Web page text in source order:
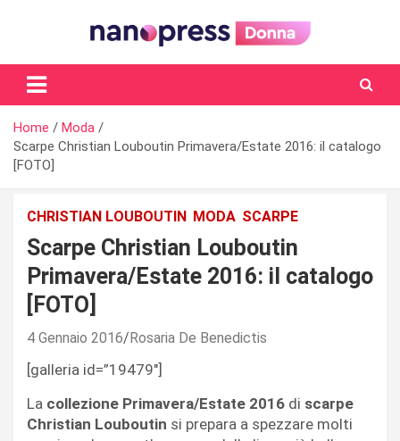
Il magazine femminile di Nanopress.it
Home
Moda
Scarpe Christian Louboutin Primavera/Estate 2016: il catalogo
[FOTO]
CHRISTIAN LOUBOUTIN MODA SCARPE
Scarpe Christian Louboutin
Primavera/Estate 2016: il catalogo
[FOTO]
4 Gennaio 2016 Rosaria De Benedictis
[galleria id=”19479″]
La collezione Primavera/Estate 2016 di scarpe
Christian Louboutin si prepara a spezzare molti